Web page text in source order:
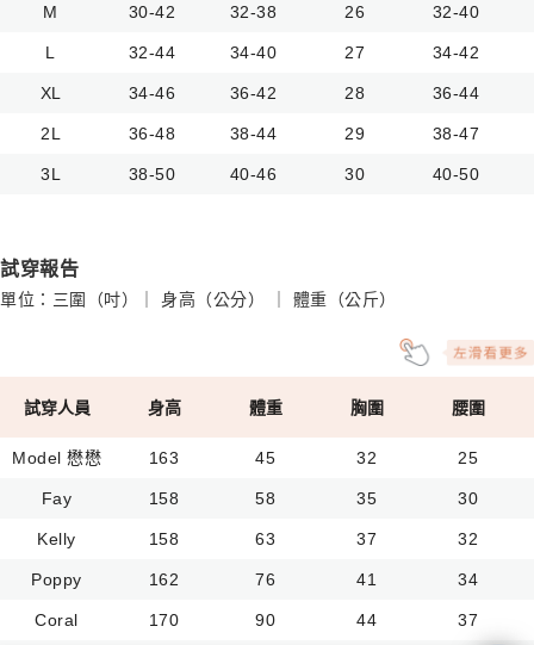
M 30-42 32-38 26 32-40
L 32-44 34-40 27 34-42
XL 34-46 36-42 28 36-44
2L 36-48 38-44 29 38-47
3L 38-50 40-46 30 40-50
試穿報告
單位：三圍（吋）｜ 身高（公分） ｜ 體重（公斤）
試穿人員 身高 體重 胸圍 腰圍
Model 懋懋 163 45 32 25
Fay 158 58 35 30
Kelly 158 63 37 32
Poppy 162 76 41 34
Coral 170 90 44 37